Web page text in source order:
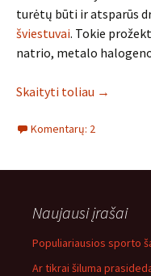
turėtų būti ir atsparūs
šviestuvai. Tokie
natrio, metalo
Skaityti toliau →
Komentarų: 2
Naujausi įrašai
Populiariausios sporto
Ar tikrai šiluma